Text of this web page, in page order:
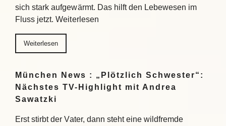
sich stark aufgewärmt. Das hilft den Lebewesen im
Fluss jetzt. Weiterlesen
Weiterlesen
München News : „Plötzlich Schwester“:
Nächstes TV-Highlight mit Andrea
Sawatzki
Erst stirbt der Vater, dann steht eine wildfremde